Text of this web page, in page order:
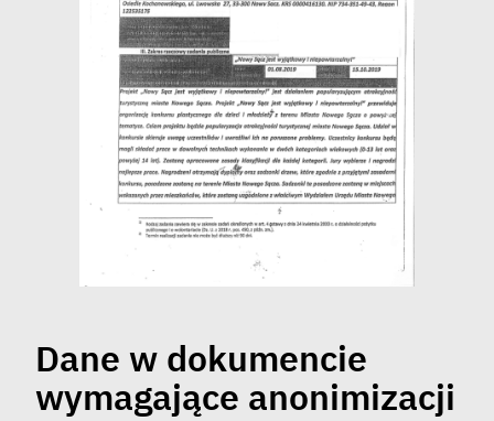
Dane w dokumencie
wymagające anonimizacji